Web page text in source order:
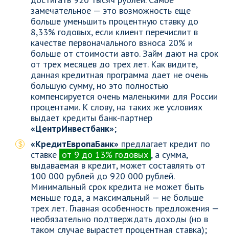
замечательное — это возможность еще
больше уменьшить процентную ставку до
8,33% годовых, если клиент перечислит в
качестве первоначального взноса 20% и
больше от стоимости авто. Займ дают на срок
от трех месяцев до трех лет. Как видите,
данная кредитная программа дает не очень
большую сумму, но это полностью
компенсируется очень маленькими для России
процентами. К слову, на таких же условиях
выдает кредиты банк-партнер
«ЦентрИнвестбанк»;
«КредитЕвропаБанк» предлагает кредит по
ставке от 9 до 13% годовых , а сумма,
выдаваемая в кредит, может составлять от
100 000 рублей до 920 000 рублей.
Минимальный срок кредита не может быть
меньше года, а максимальный — не больше
трех лет. Главная особенность предложения —
необязательно подтверждать доходы (но в
таком случае вырастет процентная ставка);